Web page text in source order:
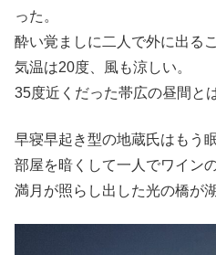
った。
酔い覚ましに二人で外に出る
気温は20度、風も涼しい。
35度近くだった帯広の昼間と
早寝早起き型の地蔵氏はもう
部屋を暗くして一人でワイン
満月が照らし出した光の橋が